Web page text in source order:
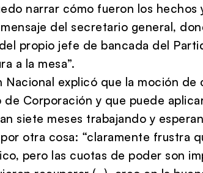
narrar cómo fueron los hechos
del secretario general,
propio jefe de bancada del
a la mesa”.
Nacional explicó que la moción de
Corporación y que puede
siete meses trabajando y
otra cosa: “claramente frustra
pero las cuotas de poder son